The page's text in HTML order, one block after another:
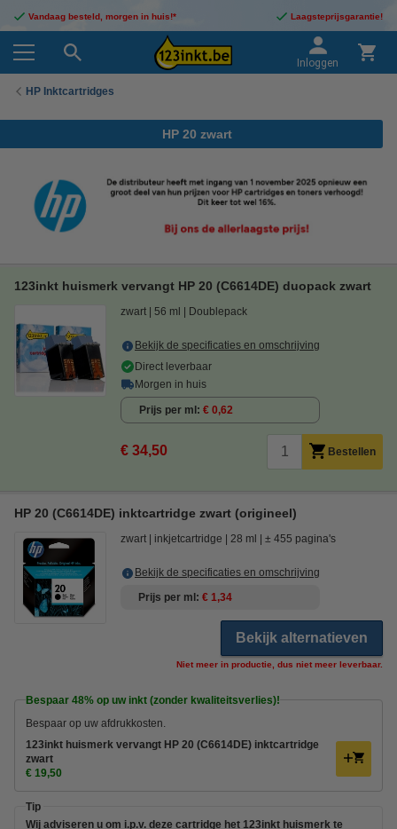
Vandaag besteld, morgen in huis!* Laagsteprijsgarantie!
Inloggen
HP Inktcartridges
HP 20 zwart
123inkt huismerk vervangt HP 20 (C6614DE) duopack zwart
zwart 56 ml Doublepack
Bekijk de specificaties en omschrijving
Direct leverbaar
Morgen in huis
Prijs per ml € 0,62
€ 34,50 Bestellen
HP 20 (C6614DE) inktcartridge zwart (origineel)
zwart inkjetcartridge 28 ml ± 455 pagina's
Bekijk de specificaties en omschrijving
Prijs per ml € 1,34
Bekijk alternatieven
Niet meer in productie, dus niet meer leverbaar.
Bespaar 48% op uw inkt (zonder kwaliteitsverlies)!
Bespaar op uw afdrukkosten.
123inkt huismerk vervangt HP 20 (C6614DE) inktcartridge
zwart
€ 19,50
Tip
Wij adviseren u om i.p.v. deze cartridge het 123inkt huismerk te